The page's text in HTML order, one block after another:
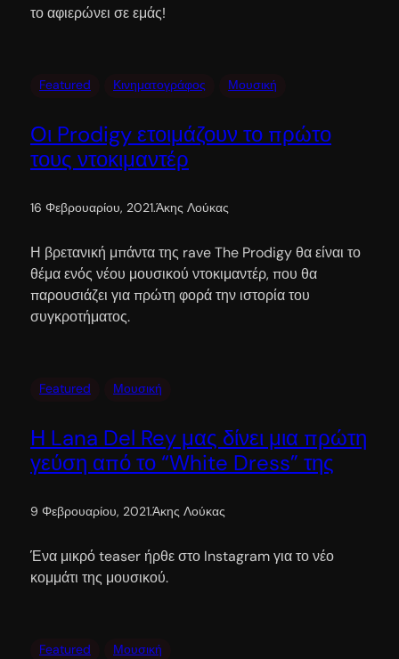
το αφιερώνει σε εμάς!
Featured Κινηματογράφος Μουσική
Οι Prodigy ετοιμάζουν το πρώτο
τους ντοκιμαντέρ
16 Φεβρουαρίου, 2021.Άκης Λούκας
Η βρετανική μπάντα της rave The Prodigy θα είναι το
θέμα ενός νέου μουσικού ντοκιμαντέρ, που θα
παρουσιάζει για πρώτη φορά την ιστορία του
συγκροτήματος.
Featured Μουσική
Η Lana Del Rey μας δίνει μια πρώτη
γεύση από το “White Dress” της
9 Φεβρουαρίου, 2021.Άκης Λούκας
Ένα μικρό teaser ήρθε στο Instagram για το νέο
κομμάτι της μουσικού.
Featured Μουσική